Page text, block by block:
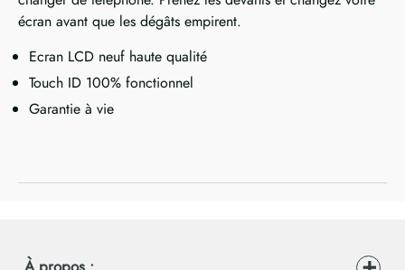
écran avant que les dégâts empirent.
Ecran LCD neuf haute qualité
Touch ID 100% fonctionnel
Garantie à vie